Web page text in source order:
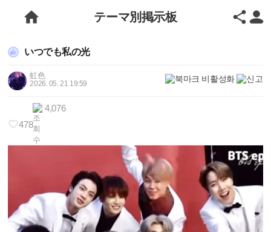
テーマ別掲示板
いつでも私の光
虹色
2026. 05. 21 19:59
478
4,076